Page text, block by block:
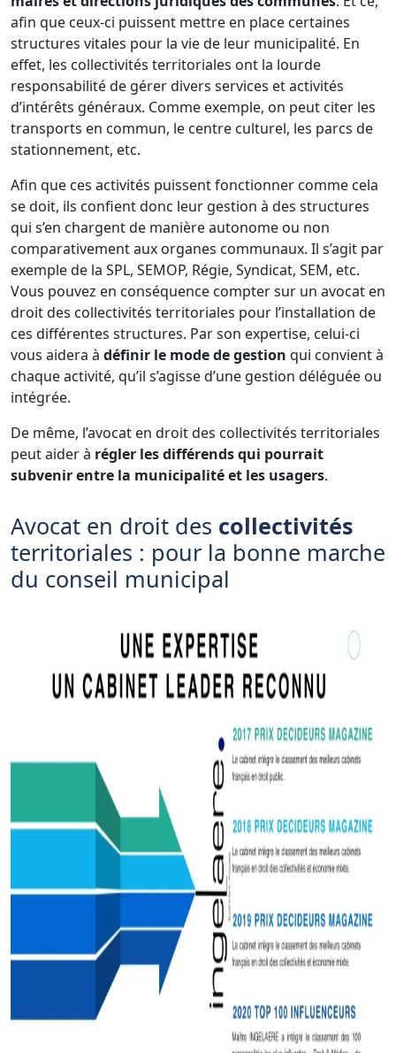
afin que ceux-ci puissent mettre en place certaines
structures vitales pour la vie de leur municipalité. En
effet, les collectivités territoriales ont la lourde
responsabilité de gérer divers services et activités
d’intérêts généraux. Comme exemple, on peut citer les
transports en commun, le centre culturel, les parcs de
stationnement, etc.
Afin que ces activités puissent fonctionner comme cela
se doit, ils confient donc leur gestion à des structures
qui s’en chargent de manière autonome ou non
comparativement aux organes communaux. Il s’agit par
exemple de la SPL, SEMOP, Régie, Syndicat, SEM, etc.
Vous pouvez en conséquence compter sur un avocat en
droit des collectivités territoriales pour l’installation de
ces différentes structures. Par son expertise, celui-ci
vous aidera à définir le mode de gestion qui convient à
chaque activité, qu’il s’agisse d’une gestion déléguée ou
intégrée.
De même, l’avocat en droit des collectivités territoriales
peut aider à régler les différends qui pourrait
subvenir entre la municipalité et les usagers.
Avocat en droit des collectivités
territoriales : pour la bonne marche
du conseil municipal